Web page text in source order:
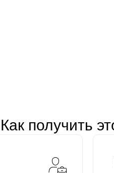
Как получить